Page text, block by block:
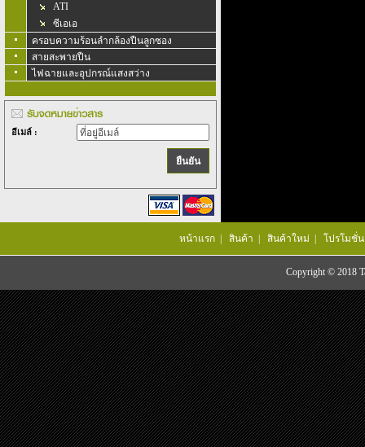
ATI
ซีเอเอ
ครอบความร้อนลำกล้องปืนลูกซอง
สายสะพายปืน
ไฟฉายและอุปกรณ์แสงสว่าง
อีเมล์ :
หน้าแรก| สินค้า สินค้าใหม่ โปรโมชั่น
Copyright © 2018